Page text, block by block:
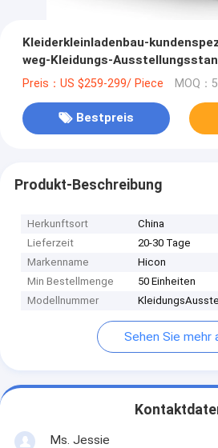
Kleiderkleinladenbau-
weg-Kleidungs-
Preis：US $259-299/ Piece MOQ：
Bestpreis
Produkt-Beschreibung
Herkunftsort
China
Lieferzeit
20-30 Tage
Markenname
Hicon
Min Bestellmenge
50 Einheiten
Modellnummer
Sehen Sie mehr
Ms. Jessie